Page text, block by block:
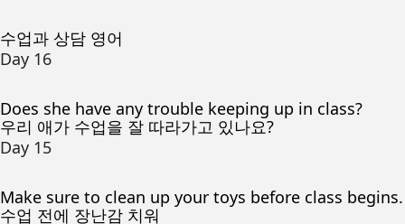
수업과 상담 영어
Day 16
Does she have any trouble keeping up in class?
우리 애가 수업을 잘 따라가고 있나요?
Day 15
Make sure to clean up your toys before class begins.
수업 전에 장난감 치워